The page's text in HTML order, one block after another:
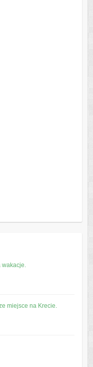
wakacje.
miejsce na Krecie.